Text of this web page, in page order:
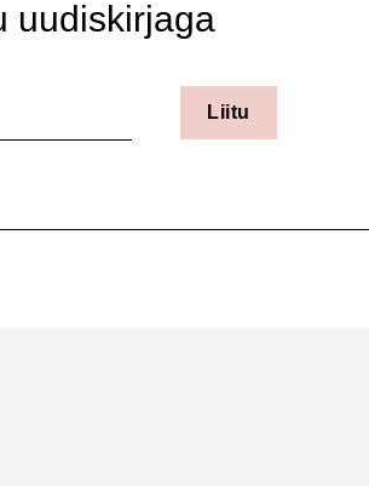
uudiskirjaga
Liitu